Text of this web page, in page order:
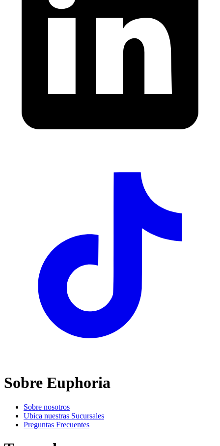
Sobre Euphoria
Sobre nosotros
Ubica nuestras Sucursales
Preguntas Frecuentes